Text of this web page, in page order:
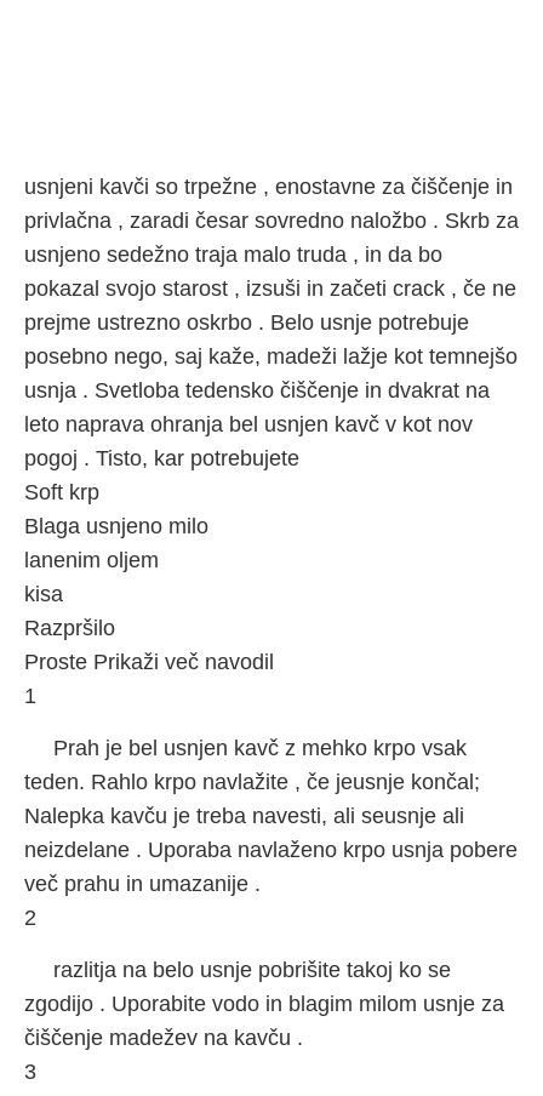
usnjeni kavči so trpežne , enostavne za čiščenje in
privlačna , zaradi česar sovredno naložbo . Skrb za
usnjeno sedežno traja malo truda , in da bo
pokazal svojo starost , izsuši in začeti crack , če ne
prejme ustrezno oskrbo . Belo usnje potrebuje
posebno nego, saj kaže, madeži lažje kot temnejšo
usnja . Svetloba tedensko čiščenje in dvakrat na
leto naprava ohranja bel usnjen kavč v kot nov
pogoj . Tisto, kar potrebujete
Soft krp
Blaga usnjeno milo
lanenim oljem
kisa
Razpršilo
Proste Prikaži več navodil
1
Prah je bel usnjen kavč z mehko krpo vsak
teden. Rahlo krpo navlažite , če jeusnje končal;
Nalepka kavču je treba navesti, ali seusnje ali
neizdelane . Uporaba navlaženo krpo usnja pobere
več prahu in umazanije .
2
razlitja na belo usnje pobrišite takoj ko se
zgodijo . Uporabite vodo in blagim milom usnje za
čiščenje madežev na kavču .
3